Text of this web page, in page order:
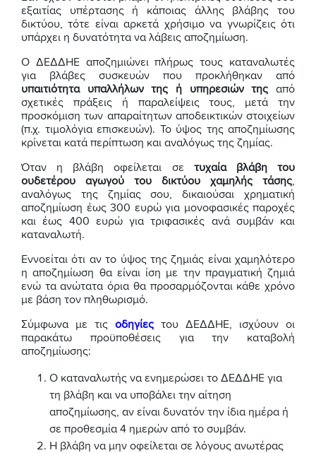
εξαιτίας υπέρτασης ή κάποιας άλλης βλάβης του
δικτύου, τότε είναι αρκετά χρήσιμο να γνωρίζεις ότι
υπάρχει η δυνατότητα να λάβεις αποζημίωση.
Ο ΔΕΔΔΗΕ αποζημιώνει πλήρως τους καταναλωτές
για βλάβες συσκευών που προκλήθηκαν από
υπαιτιότητα υπαλλήλων της ή υπηρεσιών της από
σχετικές πράξεις ή παραλείψεις τους, μετά την
προσκόμιση των απαραίτητων αποδεικτικών στοιχείων
(π.χ. τιμολόγια επισκευών). Το ύψος της αποζημίωσης
κρίνεται κατά περίπτωση και αναλόγως της ζημίας.
Όταν η βλάβη οφείλεται σε τυχαία βλάβη του
ουδετέρου αγωγού του δικτύου χαμηλής τάσης,
αναλόγως της ζημίας σου, δικαιούσαι χρηματική
αποζημίωση έως 300 ευρώ για μονοφασικές παροχές
και έως 400 ευρώ για τριφασικές ανά συμβάν και
καταναλωτή.
Εννοείται ότι αν το ύψος της ζημιάς είναι χαμηλότερο
η αποζημίωση θα είναι ίση με την πραγματική ζημιά
ενώ τα ανώτατα όρια θα προσαρμόζονται κάθε χρόνο
με βάση τον πληθωρισμό.
Σύμφωνα με τις οδηγίες του ΔΕΔΔΗΕ, ισχύουν οι
παρακάτω προϋποθέσεις για την καταβολή
αποζημίωσης:
Ο καταναλωτής να ενημερώσει το ΔΕΔΔΗΕ για
τη βλάβη και να υποβάλει την αίτηση
αποζημίωσης, αν είναι δυνατόν την ίδια ημέρα ή
σε προθεσμία 4 ημερών από το συμβάν.
Η βλάβη να μην οφείλεται σε λόγους ανωτέρας